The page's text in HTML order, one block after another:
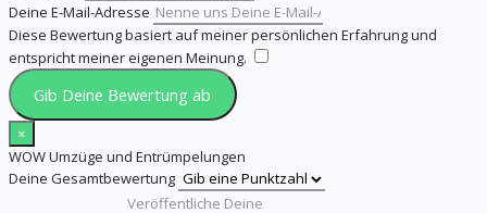
Deine E-Mail-Adresse
Diese Bewertung basiert auf meiner persönlichen Erfahrung und
entspricht meiner eigenen Meinung.
Gib Deine Bewertung ab
×
WOW Umzüge und Entrümpelungen
Deine Gesamtbewertung